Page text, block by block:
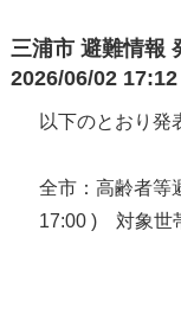
三浦市 避難情報
2026/06/02
以下のとおり発
全市：高齢者等
17:00 ) 対象世